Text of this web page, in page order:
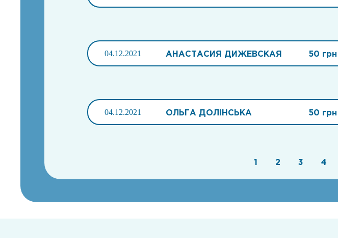
04.12.2021 АНАСТАСИЯ ДИЖЕВСКАЯ 50 грн
04.12.2021 ОЛЬГА ДОЛІНСЬКА 50 грн
1 2 3 4